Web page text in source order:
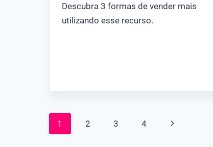
Descubra 3 formas de vender mais
utilizando esse recurso.
Navegação
1 2 3 4
Página